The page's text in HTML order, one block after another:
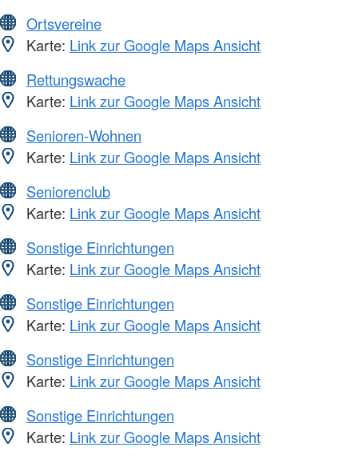
Ortsvereine
Karte: Link zur Google Maps Ansicht
Rettungswache
Karte: Link zur Google Maps Ansicht
Senioren-Wohnen
Karte: Link zur Google Maps Ansicht
Seniorenclub
Karte: Link zur Google Maps Ansicht
Sonstige Einrichtungen
Karte: Link zur Google Maps Ansicht
Sonstige Einrichtungen
Karte: Link zur Google Maps Ansicht
Sonstige Einrichtungen
Karte: Link zur Google Maps Ansicht
Sonstige Einrichtungen
Karte: Link zur Google Maps Ansicht